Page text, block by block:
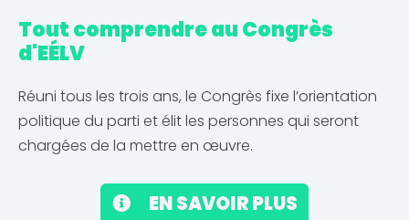
Tout comprendre au Congrès
d'EÉLV
Réuni tous les trois ans, le Congrès fixe l’orientation
politique du parti et élit les personnes qui seront
chargées de la mettre en œuvre.
EN SAVOIR PLUS